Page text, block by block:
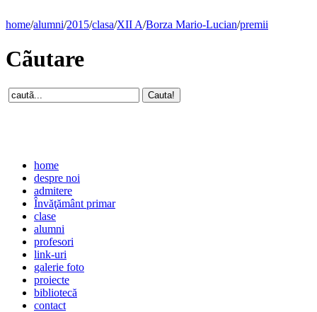
home/alumni/2015/clasa/XII A/Borza Mario-Lucian/premii
Cãutare
home
despre noi
admitere
Învăţământ primar
clase
alumni
profesori
link-uri
galerie foto
proiecte
bibliotecă
contact